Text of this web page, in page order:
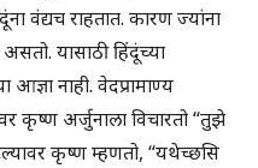
वंद्यच राहतात. कारण ज्यांना
असतो. यासाठी हिंदूंच्या
आज्ञा नाही. वेदप्रामाण्य
कृष्ण अर्जुनाला विचारतो “तुझे
कृष्ण म्हणतो, “यथेच्छसि